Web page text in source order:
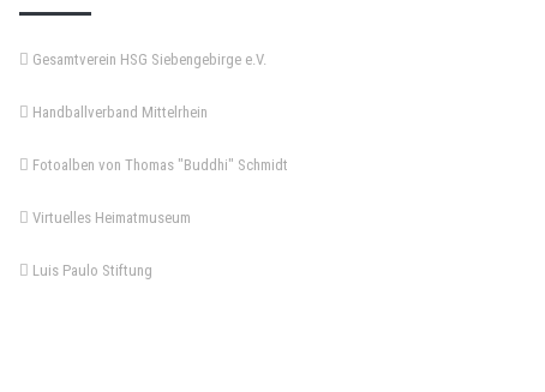
Gesamtverein HSG Siebengebirge e.V.
Handballverband Mittelrhein
Fotoalben von Thomas "Buddhi" Schmidt
Virtuelles Heimatmuseum
Luis Paulo Stiftung